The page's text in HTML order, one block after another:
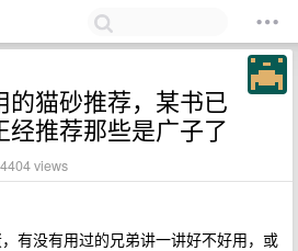
的猫砂推荐，某书已
推荐那些是广子了
views
有没有用过的兄弟讲一讲好不好用，或